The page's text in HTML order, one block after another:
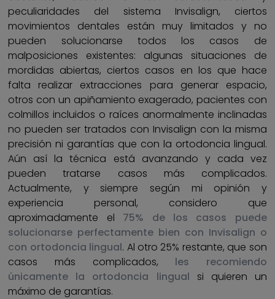
peculiaridades del sistema Invisalign, ciertos
movimientos dentales están muy limitados y no
pueden solucionarse todos los casos de
malposiciones existentes: algunas situaciones de
mordidas abiertas, ciertos casos en los que hace
falta realizar extracciones para generar espacio,
otros con un apiñamiento exagerado, pacientes con
colmillos incluidos o raíces anormalmente inclinadas
no pueden ser tratados con Invisalign con la misma
precisión ni garantías que con la ortodoncia lingual.
Aún así la técnica está avanzando y cada vez
pueden tratarse casos más complicados.
Actualmente, y siempre según mi opinión y
experiencia personal, considero que
aproximadamente el 75% de los casos puede
solucionarse perfectamente bien con Invisalign o
con ortodoncia lingual. Al otro 25% restante, que son
casos más complicados, les recomiendo
únicamente la ortodoncia lingual si quieren un
máximo de garantías.